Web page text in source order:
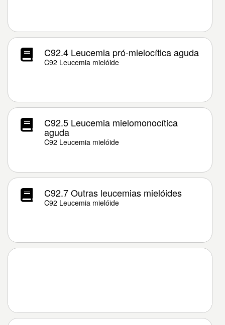
C92.4 Leucemia pró-mielocítica aguda
C92 Leucemia mielóide
C92.5 Leucemia mielomonocítica
aguda
C92 Leucemia mielóide
C92.7 Outras leucemias mielóides
C92 Leucemia mielóide